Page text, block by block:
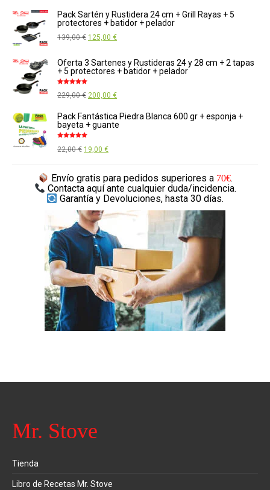
original
era:
actual
es:
Pack Sartén y Rustidera 24 cm + Grill Rayas + 5
protectores + batidor + pelador
139,00€ El
original
139,00 €.
125,00 €El
actual
125,00 €.
Oferta 3 Sartenes y Rustideras 24 y 28 cm + 2 tapas
+ 5 protectores + batidor + pelador
con5.00de
229,00€ El
original
229,00 €.
200,00 €El
actual
Pack Fantástica Piedra Blanca 600 gr + esponja +
bayeta + guante
con5.00de
22,00€ El
original
era:
22,00 €.
19,00 €El
actual
es:
19,00 €.
Envío gratis para pedidos superiores a 70€.
Contacta aquíante cualquier duda/incidencia.
Garantía y Devoluciones, hasta 30 días.
Mr. Stove
Tienda
Libro de Recetas Mr. Stove